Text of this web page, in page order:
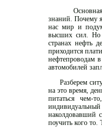
Основная
знаний. Почему
нас мир и
высших сил. Но
странах нефть
приходится
нефтепроводам
автомобилей
Разберем
на это время,
питаться чем-
наколдовавший
поучить кого